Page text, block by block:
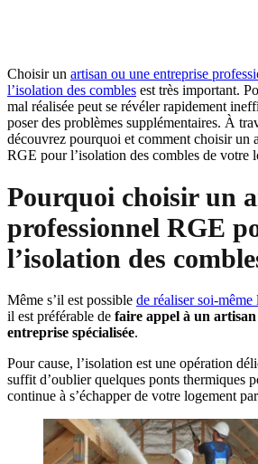
Choisir un artisan ou une entreprise
l’isolation des combles est très important.
mal réalisée peut se révéler rapidement
poser des problèmes supplémentaires. À
découvrez pourquoi et comment choisir un
RGE pour l’isolation des combles de votre
Pourquoi choisir un
professionnel RGE
l’isolation des
Même s’il est possible de réaliser soi-même
il est préférable de faire appel à un
entreprise spécialisée.
Pour cause, l’isolation est une opération
suffit d’oublier quelques ponts thermiques
continue à s’échapper de votre logement